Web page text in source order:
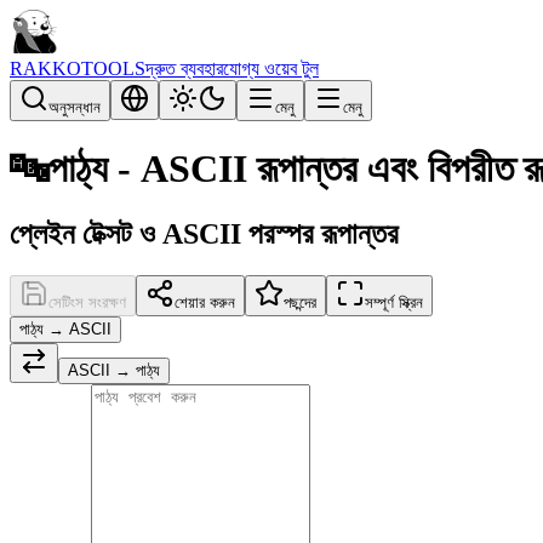
RAKKOTOOLSদ্রুত ব্যবহারযোগ্য ওয়েব টুল
অনুসন্ধান মেনু মেনু
🔤পাঠ্য - ASCII রূপান্তর এবং বিপরীত
প্লেইন টেক্সট ও ASCII পরস্পর রূপান্তর
সেটিংস সংরক্ষণ শেয়ার করুন পছন্দের
সম্পূর্ণ স্ক্রিন
পাঠ্য → ASCII
ASCII → পাঠ্য